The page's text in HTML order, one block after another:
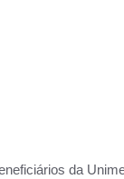
da